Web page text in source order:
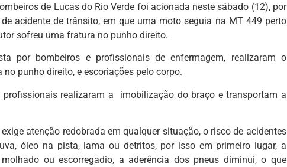
de Lucas do Rio Verde foi acionada neste sábado (12), por
acidente de trânsito, em que uma moto seguia na MT 449 perto
sofreu uma fratura no punho direito.
por bombeiros e profissionais de enfermagem, realizaram o
punho direito, e escoriações pelo corpo.
profissionais realizaram a imobilização do braço e transportam a
atenção redobrada em qualquer situação, o risco de acidentes
óleo na pista, lama ou detritos, por isso em primeiro lugar, a
ou escorregadio, a aderência dos pneus diminui, o que